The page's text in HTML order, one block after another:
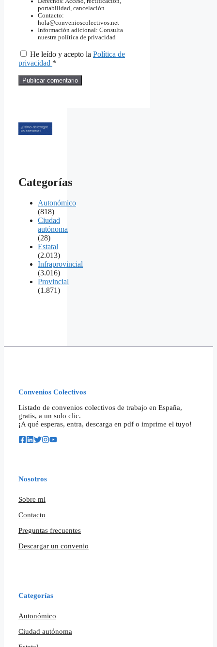
portabilidad, cancelación
Contacto:
hola@convenioscolectivos.net
Información adicional: Consulta
nuestra política de privacidad
He leído y acepto la Política de
privacidad *
Categorías
Autonómico
(818)
Ciudad
autónoma
(28)
Estatal
(2.013)
Infraprovincial
(3.016)
Provincial
(1.871)
Convenios Colectivos
Listado de convenios colectivos de trabajo en España,
gratis, a un solo clic.
¡A qué esperas, entra, descarga en pdf o imprime el tuyo!
Nosotros
Sobre mi
Contacto
Preguntas frecuentes
Descargar un convenio
Categorías
Autonómico
Ciudad autónoma